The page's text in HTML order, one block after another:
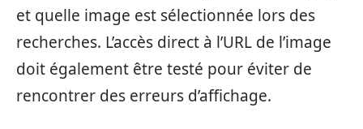
et quelle image est sélectionnée lors des
recherches. L’accès direct à l’URL de l’image
doit également être testé pour éviter de
rencontrer des erreurs d’affichage.